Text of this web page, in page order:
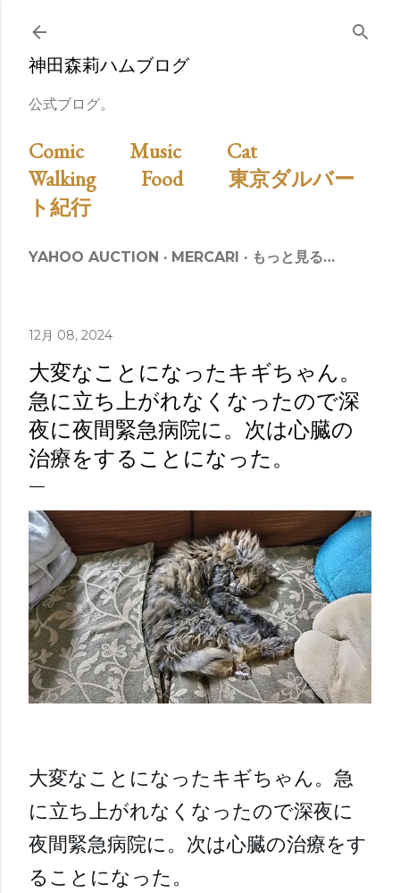
スキップしてメイン コンテンツに移動
神田森莉ハムブログ
公式ブログ。
Comic Music
Cat
Walking
Food
東京ダルバー
ト紀行
YAHOO AUCTION MERCARI もっと見る…
12月 08, 2024
大変なことになったキギちゃん。
急に立ち上がれなくなったので深
夜に夜間緊急病院に。次は心臓の
治療をすることになった。
大変なことになったキギちゃん。急
に立ち上がれなくなったので深夜に
夜間緊急病院に。次は心臓の治療をす
ることになった。